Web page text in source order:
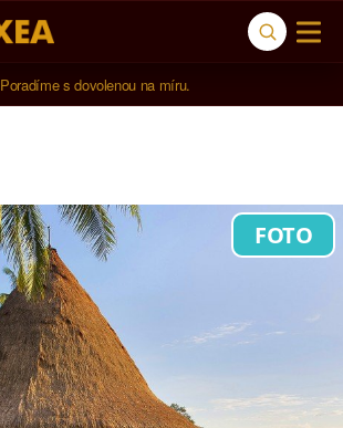
Poradíme s dovolenou na míru.
FOTO